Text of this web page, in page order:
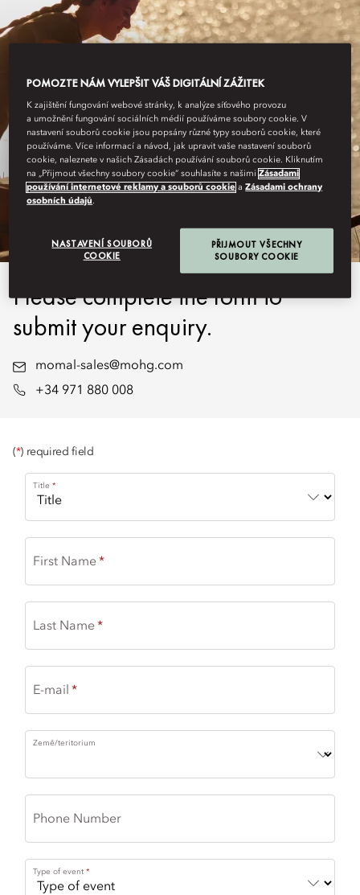
MALLORCA
SUBMIT ENQUIRY
Please complete the form to
submit your enquiry.
momal-sales@mohg.com
+34 971 880 008
(*) required field
Title
First Name
Last Name
E-mail
Země/teritorium
Phone Number
Type of event
POMOZTE NÁM VYLEPŠIT VÁŠ DIGITÁLNÍ ZÁŽITEK
K zajištění fungování webové stránky, k analýze síťového provozu
a umožnění fungování sociálních médií používáme soubory cookie. V
nastavení souborů cookie jsou popsány různé typy souborů cookie, které
používáme. Více informací a návod, jak upravit vaše nastavení souborů
cookie, naleznete v našich Zásadách používání souborů cookie. Kliknutím
na „Přijmout všechny soubory cookie“ souhlasíte s našimiZásadami
používání internetové reklamy a souborů cookie aZásadami ochrany
osobních údajů.
NASTAVENÍ SOUBORŮ
COOKIE
PŘIJMOUT VŠECHNY
SOUBORY COOKIE